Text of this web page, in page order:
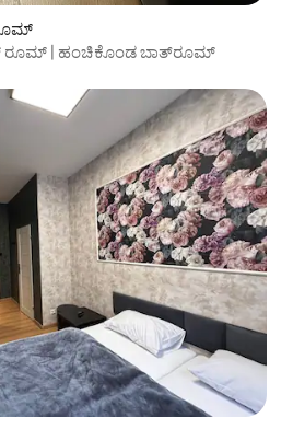
ರೂಮ್
ರೂಮ್ | ಹಂಚಿಕೊಂಡ ಬಾತ್‌ರೂಮ್